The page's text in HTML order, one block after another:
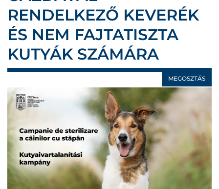
RENDELKEZŐ KEVERÉK
ÉS NEM FAJTATISZTA
KUTYÁK SZÁMÁRA
MEGOSZTÁS